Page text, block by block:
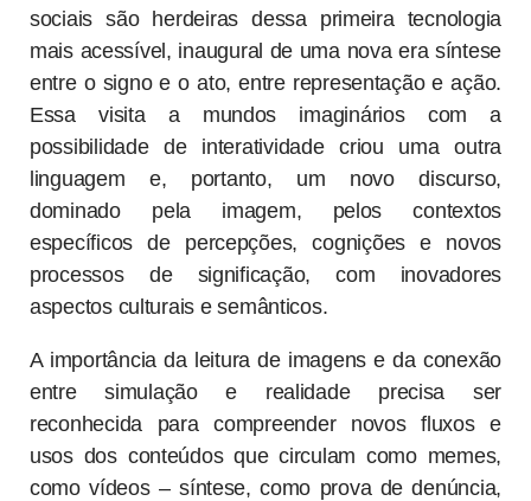
sociais são herdeiras dessa primeira tecnologia
mais acessível, inaugural de uma nova era síntese
entre o signo e o ato, entre representação e ação.
Essa visita a mundos imaginários com a
possibilidade de interatividade criou uma outra
linguagem e, portanto, um novo discurso,
dominado pela imagem, pelos contextos
específicos de percepções, cognições e novos
processos de significação, com inovadores
aspectos culturais e semânticos.
A importância da leitura de imagens e da conexão
entre simulação e realidade precisa ser
reconhecida para compreender novos fluxos e
usos dos conteúdos que circulam como memes,
como vídeos – síntese, como prova de denúncia,